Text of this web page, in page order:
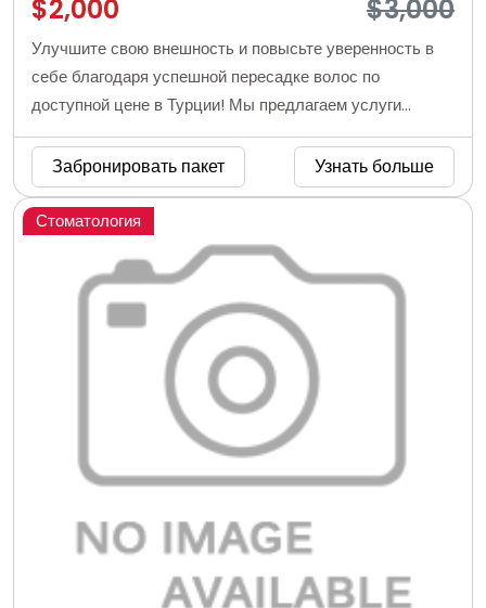
$2,000 $3,000
Улучшите свою внешность и повысьте уверенность в
себе благодаря успешной пересадке волос по
доступной цене в Турции! Мы предлагаем услуги
лучшей клиники по пересадке волос в Турции, в
Анталии, по ценам от 2000 долларов.
Забронировать пакет Узнать больше
Стоматология